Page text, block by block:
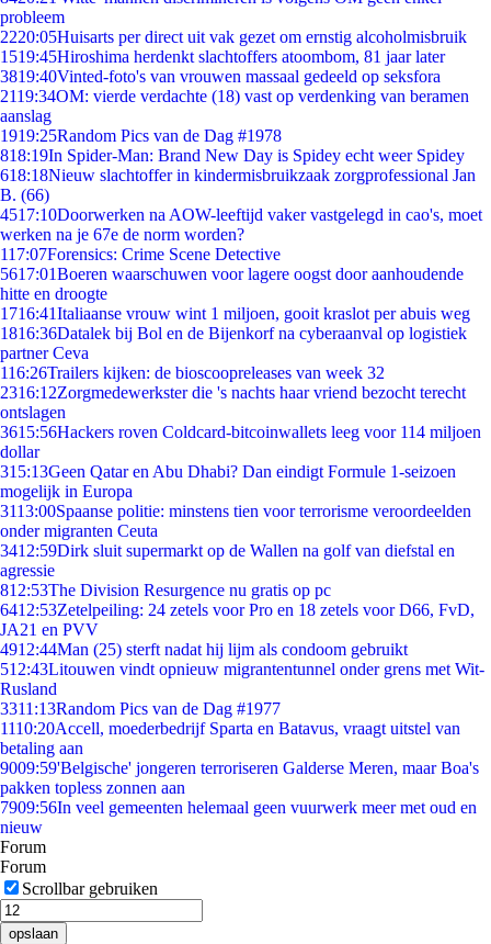
probleem
2220:05Huisarts per direct uit vak gezet om ernstig alcoholmisbruik
1519:45Hiroshima herdenkt slachtoffers atoombom, 81 jaar later
3819:40Vinted-foto's van vrouwen massaal gedeeld op seksfora
2119:34OM: vierde verdachte (18) vast op verdenking van beramen
aanslag
1919:25Random Pics van de Dag #1978
818:19In Spider-Man: Brand New Day is Spidey echt weer Spidey
618:18Nieuw slachtoffer in kindermisbruikzaak zorgprofessional Jan
B. (66)
4517:10Doorwerken na AOW-leeftijd vaker vastgelegd in cao's, moet
werken na je 67e de norm worden?
117:07Forensics: Crime Scene Detective
5617:01Boeren waarschuwen voor lagere oogst door aanhoudende
hitte en droogte
1716:41Italiaanse vrouw wint 1 miljoen, gooit kraslot per abuis weg
1816:36Datalek bij Bol en de Bijenkorf na cyberaanval op logistiek
partner Ceva
116:26Trailers kijken: de bioscoopreleases van week 32
2316:12Zorgmedewerkster die 's nachts haar vriend bezocht terecht
ontslagen
3615:56Hackers roven Coldcard-bitcoinwallets leeg voor 114 miljoen
dollar
315:13Geen Qatar en Abu Dhabi? Dan eindigt Formule 1-seizoen
mogelijk in Europa
3113:00Spaanse politie: minstens tien voor terrorisme veroordeelden
onder migranten Ceuta
3412:59Dirk sluit supermarkt op de Wallen na golf van diefstal en
agressie
812:53The Division Resurgence nu gratis op pc
6412:53Zetelpeiling: 24 zetels voor Pro en 18 zetels voor D66, FvD,
JA21 en PVV
4912:44Man (25) sterft nadat hij lijm als condoom gebruikt
512:43Litouwen vindt opnieuw migrantentunnel onder grens met Wit-
Rusland
3311:13Random Pics van de Dag #1977
1110:20Accell, moederbedrijf Sparta en Batavus, vraagt uitstel van
betaling aan
9009:59'Belgische' jongeren terroriseren Galderse Meren, maar Boa's
pakken topless zonnen aan
7909:56In veel gemeenten helemaal geen vuurwerk meer met oud en
nieuw
Forum
Forum
Scrollbar gebruiken
opslaan